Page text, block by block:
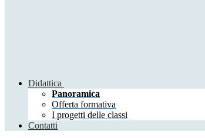
Didattica
Panoramica
Offerta formativa
I progetti delle classi
Contatti